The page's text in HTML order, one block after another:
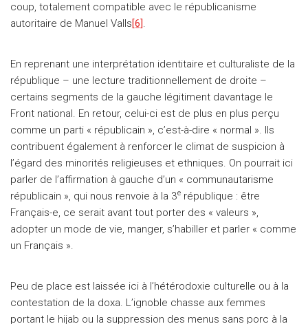
coup, totalement compatible avec le républicanisme
autoritaire de Manuel Valls[6].
En reprenant une interprétation identitaire et culturaliste de la
république – une lecture traditionnellement de droite –
certains segments de la gauche légitiment davantage le
Front national. En retour, celui-ci est de plus en plus perçu
comme un parti « républicain », c’est-à-dire « normal ». Ils
contribuent également à renforcer le climat de suspicion à
l’égard des minorités religieuses et ethniques. On pourrait ici
parler de l’affirmation à gauche d’un « communautarisme
républicain », qui nous renvoie à la 3e république : être
Français-e, ce serait avant tout porter des « valeurs »,
adopter un mode de vie, manger, s’habiller et parler « comme
un Français ».
Peu de place est laissée ici à l’hétérodoxie culturelle ou à la
contestation de la doxa. L’ignoble chasse aux femmes
portant le hijab ou la suppression des menus sans porc à la